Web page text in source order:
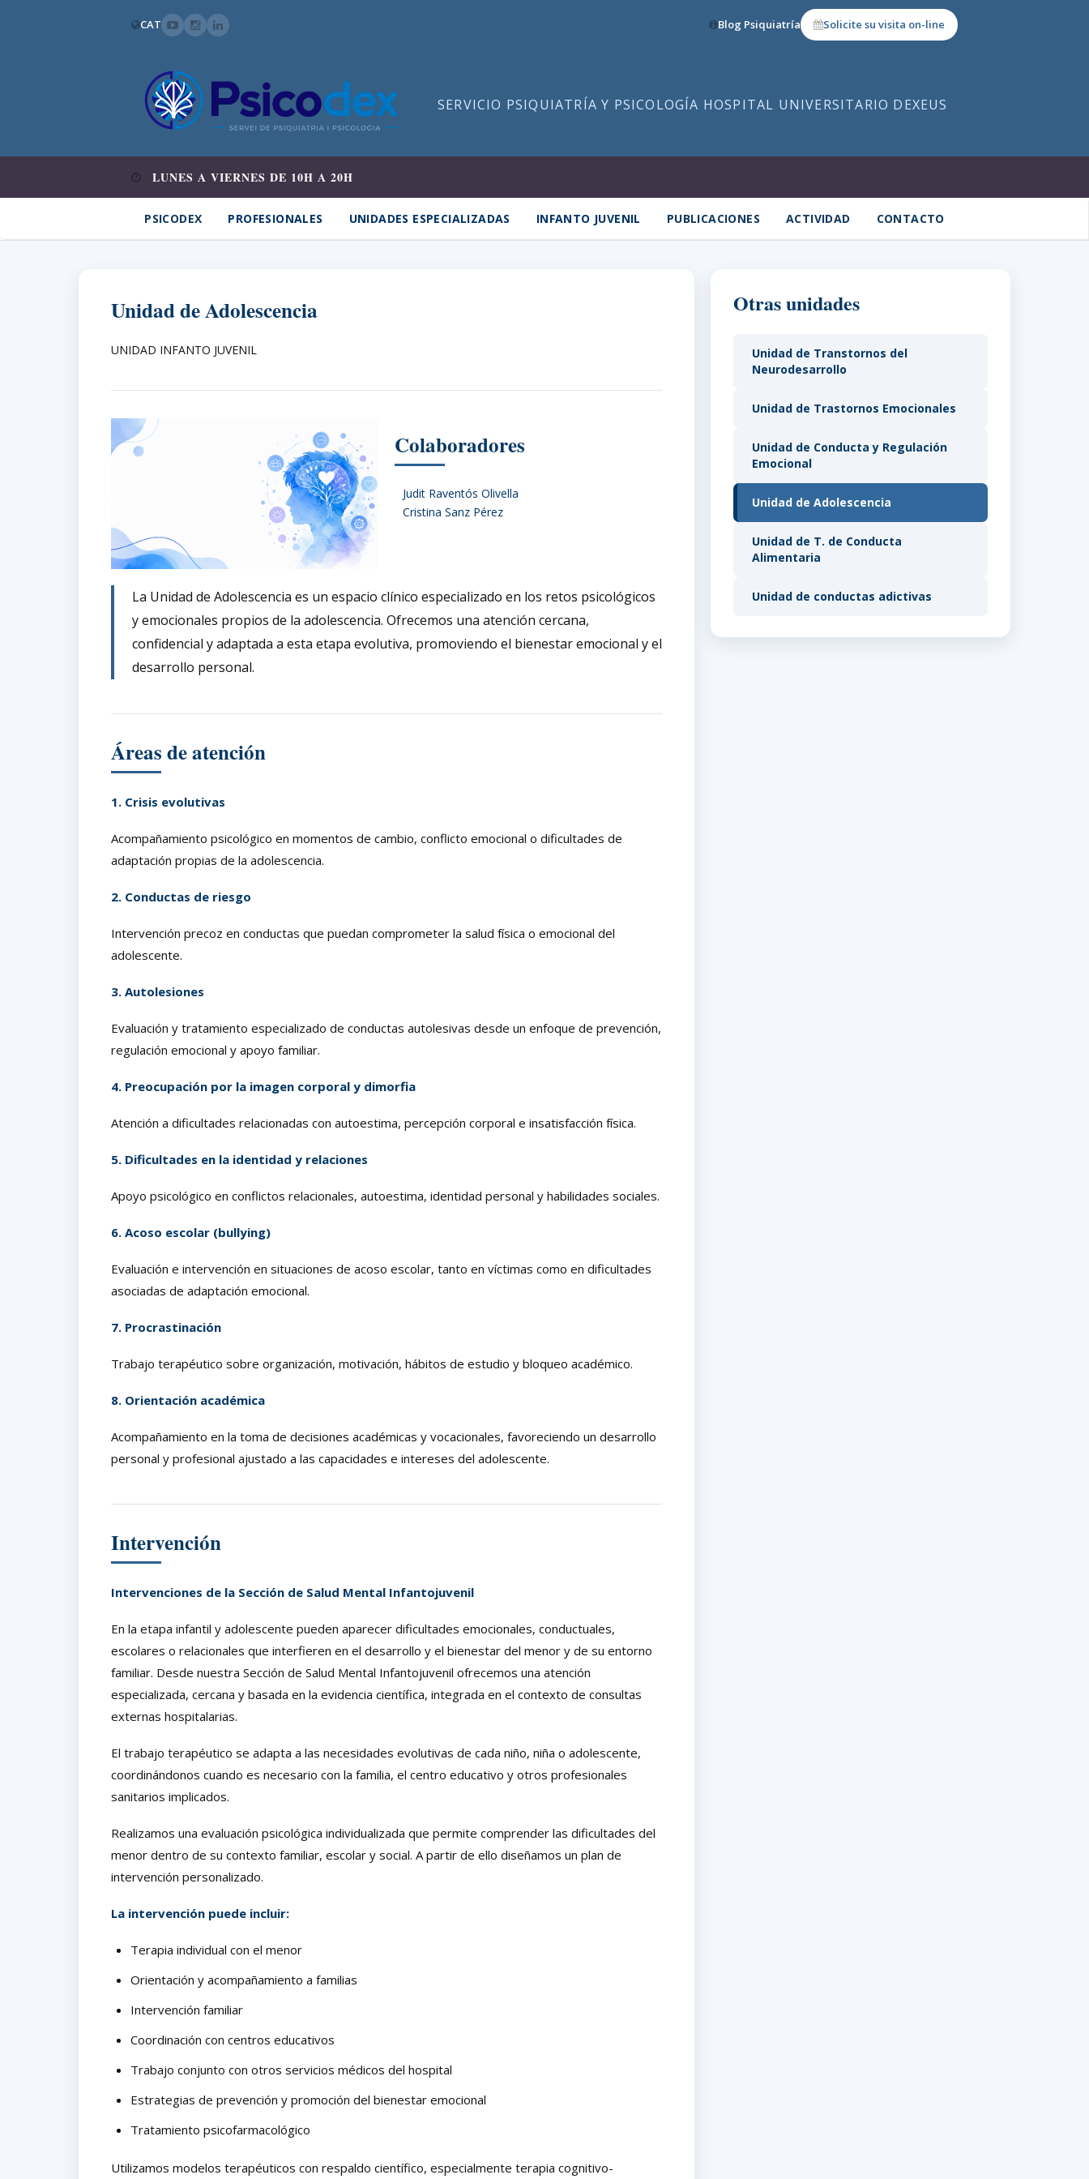
CAT Blog Psiquiatría Solicite su visita on-line
SERVICIO PSIQUIATRÍA Y PSICOLOGÍA HOSPITAL UNIVERSITARIO DEXEUS
LUNES A VIERNES DE 10H A 20H
PSICODEX PROFESIONALES UNIDADES ESPECIALIZADAS INFANTO JUVENIL PUBLICACIONES ACTIVIDAD CONTACTO
Unidad de Adolescencia
UNIDAD INFANTO JUVENIL
Colaboradores
Judit Raventós Olivella
Cristina Sanz Pérez
La Unidad de Adolescencia es un espacio clínico especializado en los retos psicológicos
y emocionales propios de la adolescencia. Ofrecemos una atención cercana,
confidencial y adaptada a esta etapa evolutiva, promoviendo el bienestar emocional y el
desarrollo personal.
Áreas de atención
1. Crisis evolutivas
Acompañamiento psicológico en momentos de cambio, conflicto emocional o dificultades de
adaptación propias de la adolescencia.
2. Conductas de riesgo
Intervención precoz en conductas que puedan comprometer la salud física o emocional del
adolescente.
3. Autolesiones
Evaluación y tratamiento especializado de conductas autolesivas desde un enfoque de prevención,
regulación emocional y apoyo familiar.
4. Preocupación por la imagen corporal y dimorfia
Atención a dificultades relacionadas con autoestima, percepción corporal e insatisfacción física.
5. Dificultades en la identidad y relaciones
Apoyo psicológico en conflictos relacionales, autoestima, identidad personal y habilidades sociales.
6. Acoso escolar (bullying)
Evaluación e intervención en situaciones de acoso escolar, tanto en víctimas como en dificultades
asociadas de adaptación emocional.
7. Procrastinación
Trabajo terapéutico sobre organización, motivación, hábitos de estudio y bloqueo académico.
8. Orientación académica
Acompañamiento en la toma de decisiones académicas y vocacionales, favoreciendo un desarrollo
personal y profesional ajustado a las capacidades e intereses del adolescente.
Intervención
Intervenciones de la Sección de Salud Mental Infantojuvenil
En la etapa infantil y adolescente pueden aparecer dificultades emocionales, conductuales,
escolares o relacionales que interfieren en el desarrollo y el bienestar del menor y de su entorno
familiar. Desde nuestra Sección de Salud Mental Infantojuvenil ofrecemos una atención
especializada, cercana y basada en la evidencia científica, integrada en el contexto de consultas
externas hospitalarias.
El trabajo terapéutico se adapta a las necesidades evolutivas de cada niño, niña o adolescente,
coordinándonos cuando es necesario con la familia, el centro educativo y otros profesionales
sanitarios implicados.
Realizamos una evaluación psicológica individualizada que permite comprender las dificultades del
menor dentro de su contexto familiar, escolar y social. A partir de ello diseñamos un plan de
intervención personalizado.
La intervención puede incluir:
Terapia individual con el menor
Orientación y acompañamiento a familias
Intervención familiar
Coordinación con centros educativos
Trabajo conjunto con otros servicios médicos del hospital
Estrategias de prevención y promoción del bienestar emocional
Tratamiento psicofarmacológico
Utilizamos modelos terapéuticos con respaldo científico, especialmente terapia cognitivo-
Otras unidades
Unidad de Transtornos del
Neurodesarrollo
Unidad de Trastornos Emocionales
Unidad de Conducta y Regulación
Emocional
Unidad de Adolescencia
Unidad de T. de Conducta
Alimentaria
Unidad de conductas adictivas